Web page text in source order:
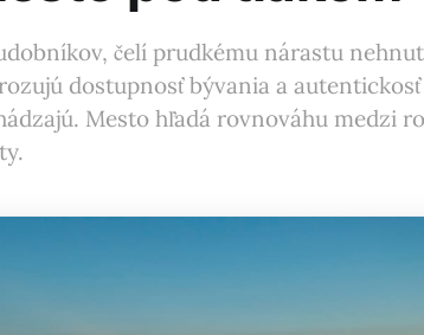
čelí prudkému nárastu
dostupnosť bývania a autentickosť
Mesto hľadá rovnováhu medzi